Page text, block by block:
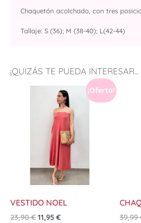
¡QUIZÁS TE PUEDA INTERESAR...
¡Oferta!
VESTIDO NOEL
23,90€ 11,95 € 39,99
Chaquetón acolchado, con tres
Tallaje: S (36); M (38-40); L(42-44)